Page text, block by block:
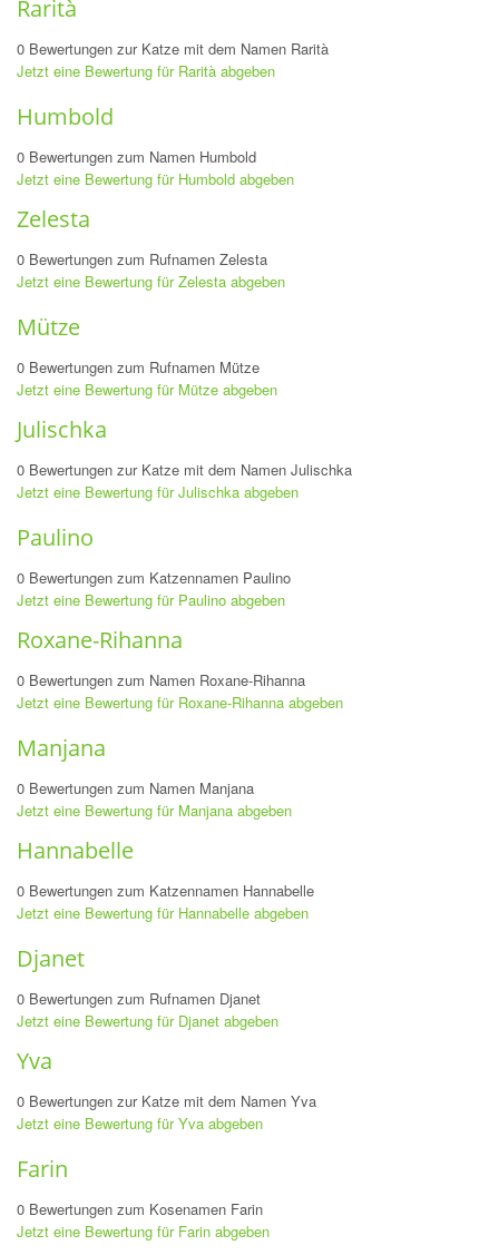
Rarità
0 Bewertungen zur Katze mit dem Namen Rarità
Jetzt eine Bewertung für Rarità abgeben
Humbold
0 Bewertungen zum Namen Humbold
Jetzt eine Bewertung für Humbold abgeben
Zelesta
0 Bewertungen zum Rufnamen Zelesta
Jetzt eine Bewertung für Zelesta abgeben
Mütze
0 Bewertungen zum Rufnamen Mütze
Jetzt eine Bewertung für Mütze abgeben
Julischka
0 Bewertungen zur Katze mit dem Namen Julischka
Jetzt eine Bewertung für Julischka abgeben
Paulino
0 Bewertungen zum Katzennamen Paulino
Jetzt eine Bewertung für Paulino abgeben
Roxane-Rihanna
0 Bewertungen zum Namen Roxane-Rihanna
Jetzt eine Bewertung für Roxane-Rihanna abgeben
Manjana
0 Bewertungen zum Namen Manjana
Jetzt eine Bewertung für Manjana abgeben
Hannabelle
0 Bewertungen zum Katzennamen Hannabelle
Jetzt eine Bewertung für Hannabelle abgeben
Djanet
0 Bewertungen zum Rufnamen Djanet
Jetzt eine Bewertung für Djanet abgeben
Yva
0 Bewertungen zur Katze mit dem Namen Yva
Jetzt eine Bewertung für Yva abgeben
Farin
0 Bewertungen zum Kosenamen Farin
Jetzt eine Bewertung für Farin abgeben